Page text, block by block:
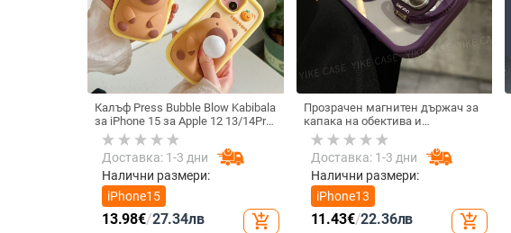
Калъф Press Bubble Blow Kabibala
за iPhone 15 за Apple 12 13/14Pro
Max, устойчив на изпускане 11
Доставка: 1-3 дни
Налични размери:
iPhone15
13.98€/27.34лв add_shopping_cart
Прозрачен магнитен държач за
капака на обектива и
удароустойчив твърд калъф за
iPhone 17 Pro Max
Доставка: 1-3 дни
Налични размери:
iPhone13
11.43€/22.36лв add_shopping_cart